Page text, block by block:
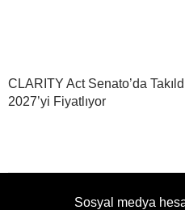
CLARITY Act Senato’da
2027’yi Fiyatlıyor
Sosyal medya